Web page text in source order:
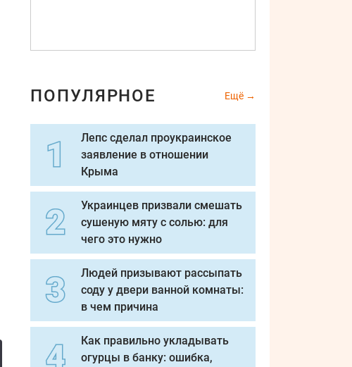
ПОПУЛЯРНОЕ Ещё
Лепс сделал проукраинское
заявление в отношении
Крыма
Украинцев призвали смешать
сушеную мяту с солью: для
чего это нужно
Людей призывают рассыпать
соду у двери ванной комнаты:
в чем причина
Как правильно укладывать
огурцы в банку: ошибка,